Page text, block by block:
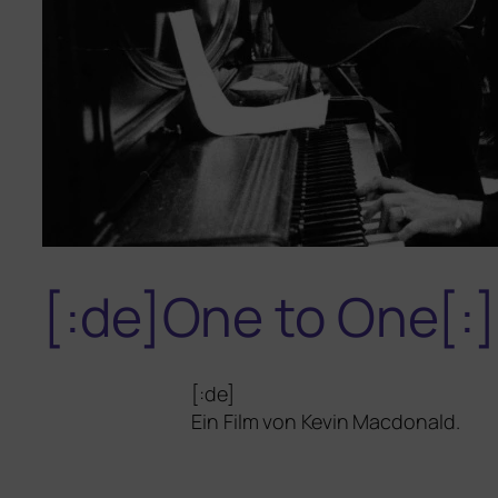
[:de]One to One[:]
[:de]
Ein Film von Kevin Macdonald.